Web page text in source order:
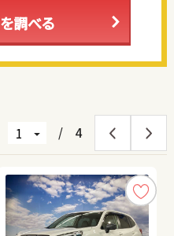
を調べる
/ 4